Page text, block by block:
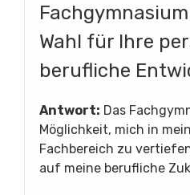
Wahl für Ihre
berufliche
Antwort: Das
Möglichkeit, mich in
Fachbereich zu
auf meine berufliche